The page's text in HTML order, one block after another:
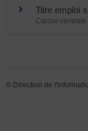
Titre emploi
Caisse
© Direction de